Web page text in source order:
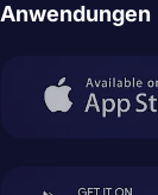
Anwendungen